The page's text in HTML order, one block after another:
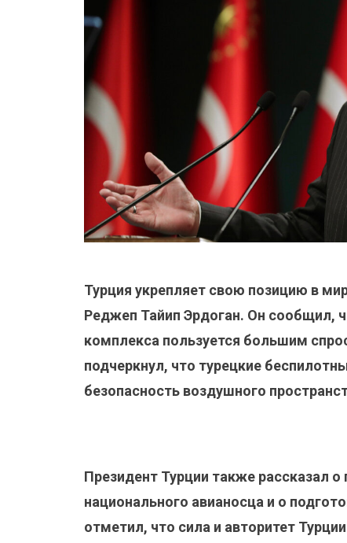
Турция укрепляет свою позицию в
Реджеп Тайип Эрдоган. Он сообщил,
комплекса пользуется большим
подчеркнул, что турецкие
безопасность воздушного
Президент Турции также рассказал
национального авианосца и о
отметил, что сила и авторитет